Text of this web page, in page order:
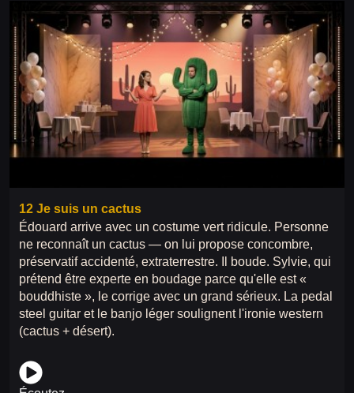
12 Je suis un cactus
Édouard arrive avec un costume vert ridicule. Personne
ne reconnaît un cactus — on lui propose concombre,
préservatif accidenté, extraterrestre. Il boude. Sylvie, qui
prétend être experte en boudage parce qu'elle est «
bouddhiste », le corrige avec un grand sérieux. La pedal
steel guitar et le banjo léger soulignent l'ironie western
(cactus + désert).